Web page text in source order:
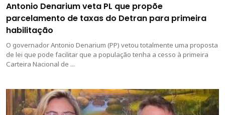
Antonio Denarium veta PL que propõe
parcelamento de taxas do Detran para primeira
habilitação
O governador Antonio Denarium (PP) vetou totalmente uma proposta
de lei que pode facilitar que a população tenha a cesso à primeira
Carteira Nacional de ...